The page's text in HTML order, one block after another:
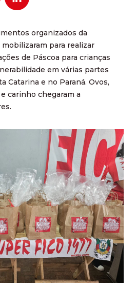
organizados da
para realizar
de Páscoa para crianças
em várias partes
Catarina e no Paraná. Ovos,
carinho chegaram a